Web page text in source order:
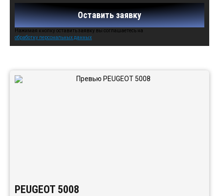
Оставить заявку
Нажимая кнопку оставить заявку вы соглашаетесь на
обработку персональных данных
PEUGEOT 5008